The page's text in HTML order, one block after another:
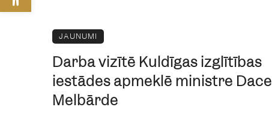
JAUNUMI
Darba vizītē Kuldīgas izglītības
iestādes apmeklē ministre Dace
Melbārde